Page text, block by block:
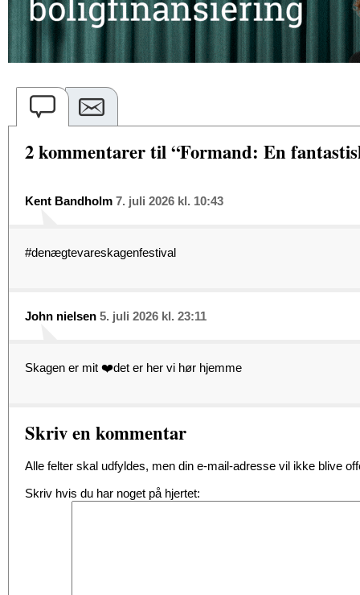
2 kommentarer til “Formand: En
Kent Bandholm 7. juli 2026 kl. 10:43
#denægtevareskagenfestival
John nielsen 5. juli 2026 kl. 23:11
Skagen er mit ❤️det er her vi hør hjemme
Skriv en kommentar
Alle felter skal udfyldes, men din e-mail-adresse vil ikke blive
Skriv hvis du har noget på hjertet: